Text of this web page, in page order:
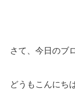
さて、今日のブ
どうもこんにちは